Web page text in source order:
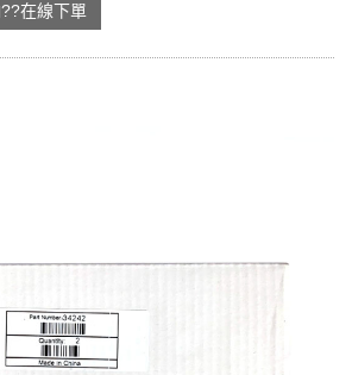
??在線下單